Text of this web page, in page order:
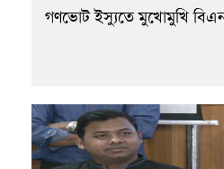
গণভোট ইস্যুতে মুখোমুখি